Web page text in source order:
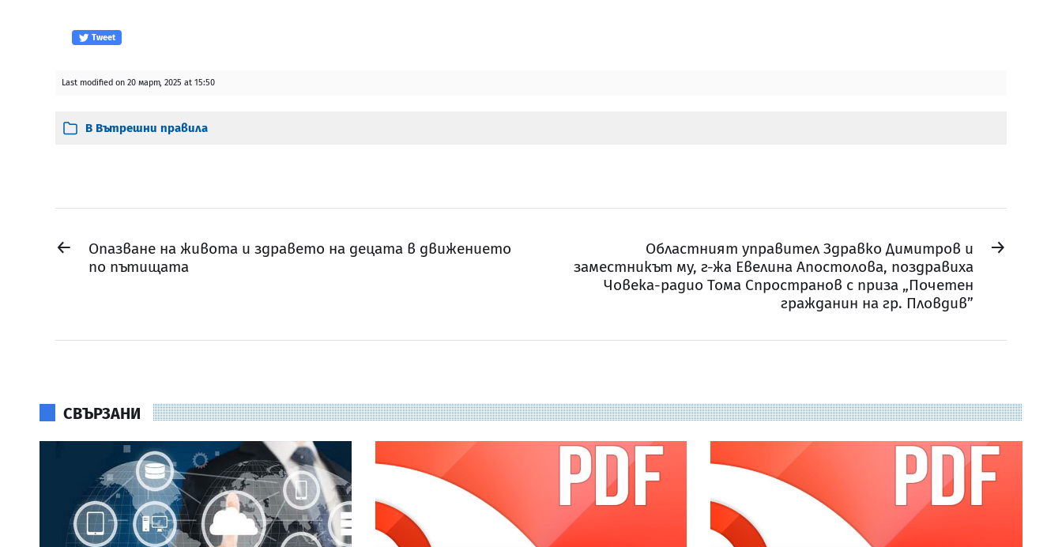
Tweet
Last modified on 20 март, 2025 at 15:50
В Вътрешни правила
←
Опазване на живота и здравето на децата в движението
по пътищата
→
Областният управител Здравко Димитров и
заместникът му, г-жа Евелина Апостолова, поздравиха
Човека-радио Тома Спространов с приза „Почетен
гражданин на гр. Пловдив”
СВЪРЗАНИ